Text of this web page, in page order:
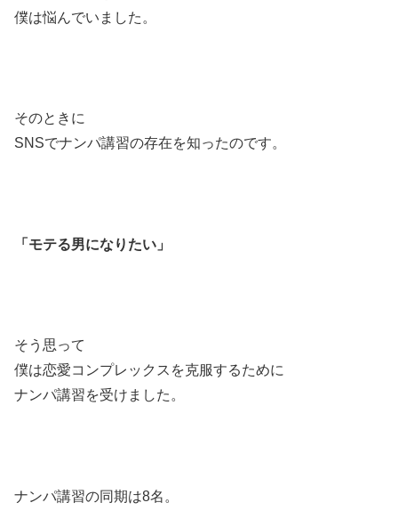
僕は悩んでいました。
そのときに
SNSでナンパ講習の存在を知ったのです。
「モテる男になりたい」
そう思って
僕は恋愛コンプレックスを克服するために
ナンパ講習を受けました。
ナンパ講習の同期は8名。